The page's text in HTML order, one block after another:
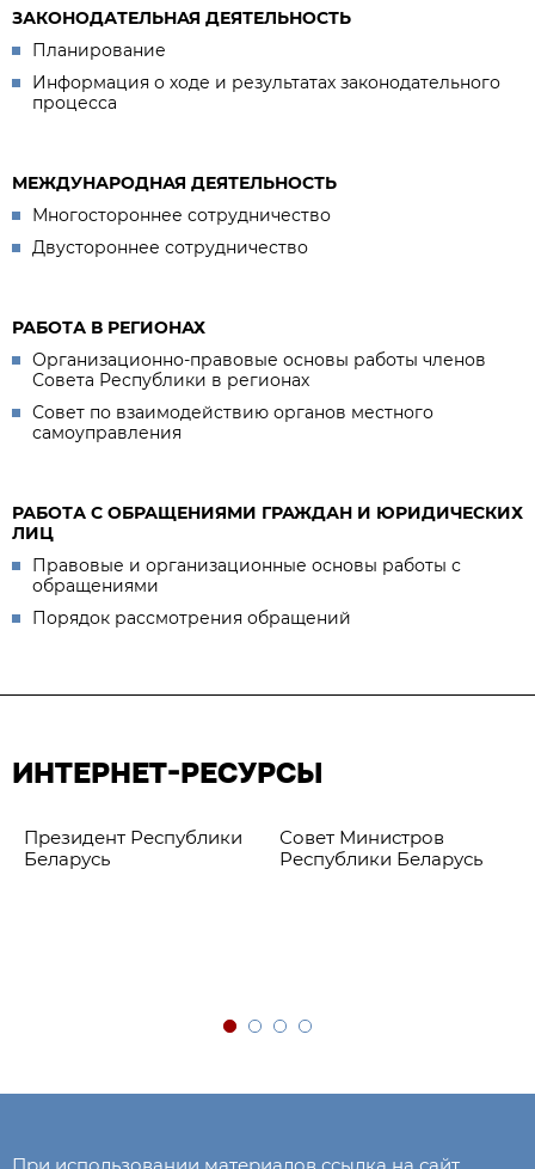
ЗАКОНОДАТЕЛЬНАЯ ДЕЯТЕЛЬНОСТЬ
Планирование
Информация о ходе и результатах законодательного
процесса
МЕЖДУНАРОДНАЯ ДЕЯТЕЛЬНОСТЬ
Многостороннее сотрудничество
Двустороннее сотрудничество
РАБОТА В РЕГИОНАХ
Организационно-правовые основы работы членов
Совета Республики в регионах
Совет по взаимодействию органов местного
самоуправления
РАБОТА С ОБРАЩЕНИЯМИ ГРАЖДАН И ЮРИДИЧЕСКИХ
ЛИЦ
Правовые и организационные основы работы с
обращениями
Порядок рассмотрения обращений
ИНТЕРНЕТ-РЕСУРСЫ
Президент Республики
Беларусь
Совет Министров
Республики Беларусь